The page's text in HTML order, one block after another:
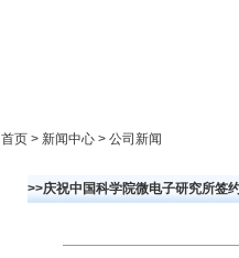
首页 > 新闻中心 > 公司新闻
>>庆祝中国科学院微电子研究所签